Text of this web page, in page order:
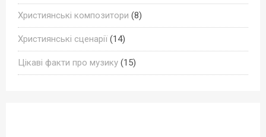
Християнські композитори (8)
Християнські сценарії (14)
Цікаві факти про музику (15)